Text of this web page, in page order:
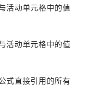
活动单元格中的值
活动单元格中的值
式直接引用的所有